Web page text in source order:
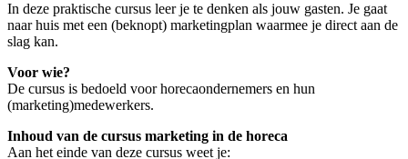
In deze praktische cursus leer je te denken als jouw gasten. Je gaat
naar huis met een (beknopt) marketingplan waarmee je direct aan de
slag kan.
Voor wie?
De cursus is bedoeld voor horecaondernemers en hun
(marketing)medewerkers.
Inhoud van de cursus marketing in de horeca
Aan het einde van deze cursus weet je: